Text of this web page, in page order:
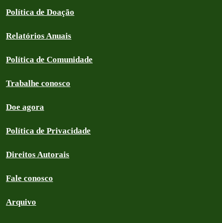
Política de Doação
Relatórios Anuais
Política de Comunidade
Trabalhe conosco
Doe agora
Política de Privacidade
Direitos Autorais
Fale conosco
Arquivo